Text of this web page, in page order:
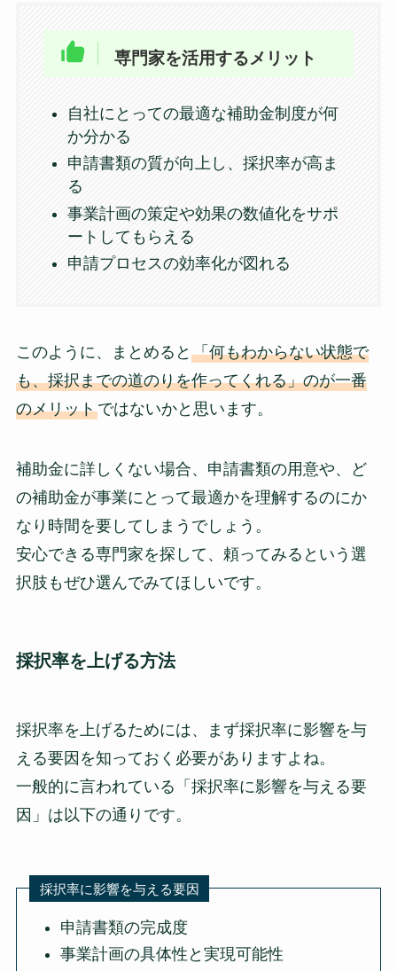
専門家を活用するメリット
自社にとっての最適な補助金制度が何
か分かる
申請書類の質が向上し、採択率が高ま
る
事業計画の策定や効果の数値化をサポ
ートしてもらえる
申請プロセスの効率化が図れる
このように、まとめると 「何もわからない状態で
も、採択までの道のりを作ってくれる」のが一番
のメリットではないかと思います。
補助金に詳しくない場合、申請書類の用意や、ど
の補助金が事業にとって最適かを理解するのにか
なり時間を要してしまうでしょう。
安心できる専門家を探して、頼ってみるという選
択肢もぜひ選んでみてほしいです。
採択率を上げる方法
採択率を上げるためには、まず採択率に影響を与
える要因を知っておく必要がありますよね。
一般的に言われている「採択率に影響を与える要
因」は以下の通りです。
採択率に影響を与える要因
申請書類の完成度
事業計画の具体性と実現可能性